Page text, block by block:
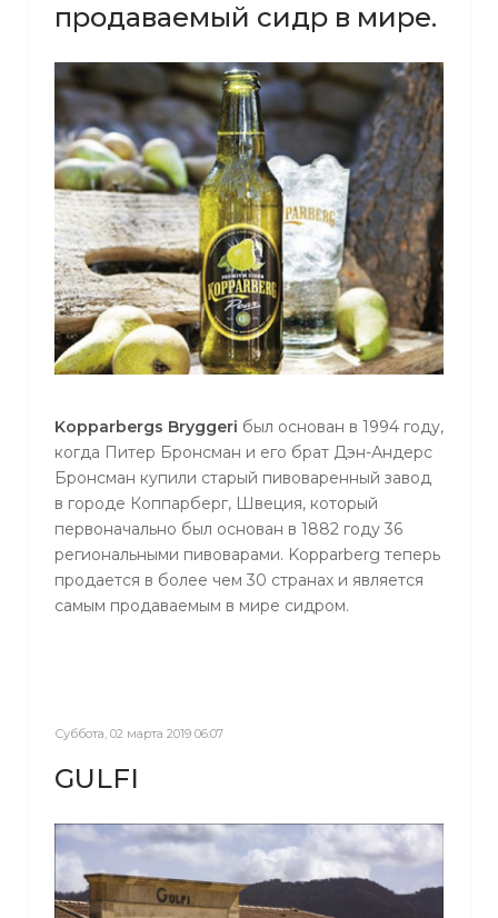
продаваемый сидр в мире.
Kopparbergs Bryggeri был основан в 1994 году,
когда Питер Бронсман и его брат Дэн-Андерс
Бронсман купили старый пивоваренный завод
в городе Коппарберг, Швеция, который
первоначально был основан в 1882 году 36
региональными пивоварами. Kopparberg теперь
продается в более чем 30 странах и является
самым продаваемым в мире сидром.
Суббота, 02 марта 2019 06:07
GULFI